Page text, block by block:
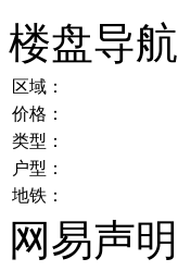
楼盘导航
区域：
价格：
类型：
户型：
地铁：
网易声明